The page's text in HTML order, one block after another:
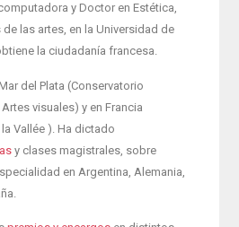
y Doctor en Estética,
las artes, en la Universidad de
la ciudadanía francesa.
del Plata (Conservatorio
visuales) y en Francia
Vallée ). Ha dictado
y clases magistrales, sobre
en Argentina, Alemania,